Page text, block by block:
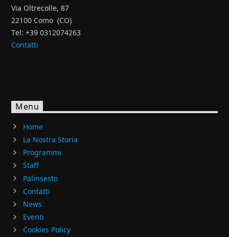
Via Oltrecolle, 87
22100 Como (CO)
Tel: +39 0312074263
Contatti
Menu
Home
La Nostra Storia
Programmi
Staff
Palinsesto
Contatti
News
Eventi
Cookies Policy